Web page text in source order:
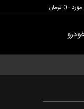
مورد-0 تومان